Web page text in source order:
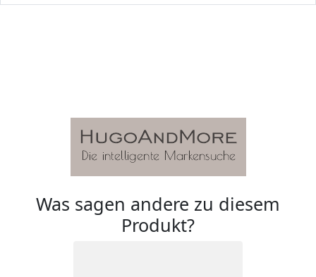
Was sagen andere zu diesem
Produkt?